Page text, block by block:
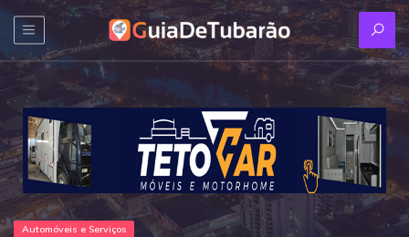
Automóveis e Serviços